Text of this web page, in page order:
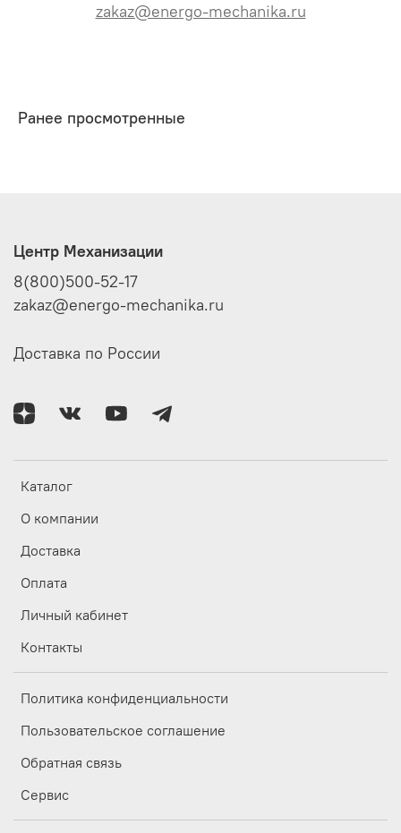
zakaz@energo-mechanika.ru
Ранее просмотренные
Каталог
О компании
Доставка
Оплата
Личный кабинет
Контакты
Политика конфиденциальности
Пользовательское соглашение
Обратная связь
Сервис
Центр Механизации
8(800)500-52-17
zakaz@energo-mechanika.ru
Доставка по России